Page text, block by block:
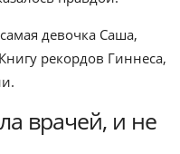
девочка Саша,
рекордов Гиннеса,
врачей, и не